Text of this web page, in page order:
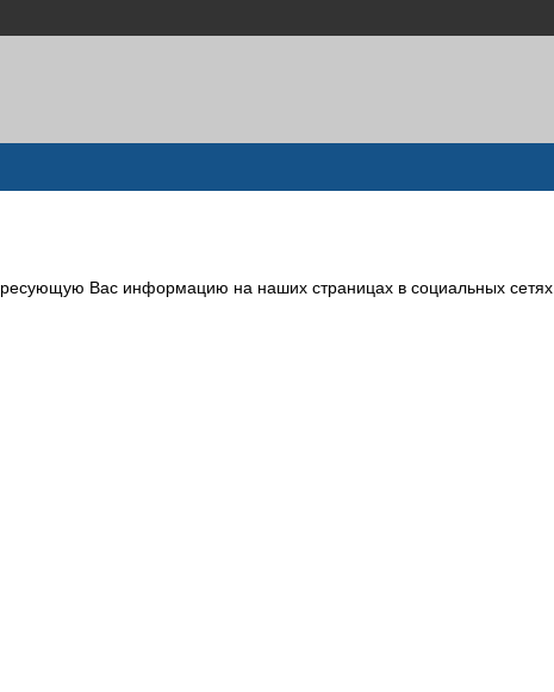
Вас информацию на наших страницах в социальных сетях.